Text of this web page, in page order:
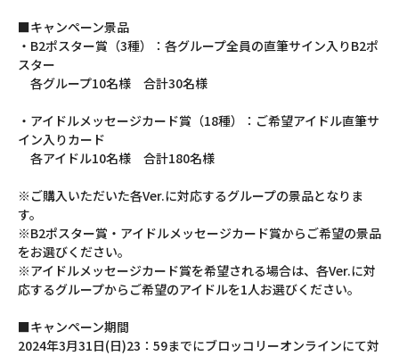
■キャンペーン景品
・B2ポスター賞（3種）：各グループ全員の直筆サイン入りB2ポ
スター
各グループ10名様 合計30名様
・アイドルメッセージカード賞（18種）：ご希望アイドル直筆サ
イン入りカード
各アイドル10名様 合計180名様
※ご購入いただいた各Ver.に対応するグループの景品となりま
す。
※B2ポスター賞・アイドルメッセージカード賞からご希望の景品
をお選びください。
※アイドルメッセージカード賞を希望される場合は、各Ver.に対
応するグループからご希望のアイドルを1人お選びください。
■キャンペーン期間
2024年3月31日(日)23：59までにブロッコリーオンラインにて対